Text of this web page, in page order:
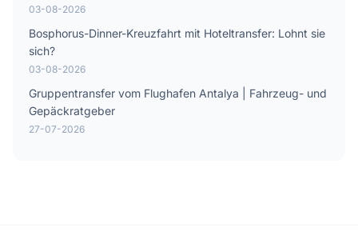
03-08-2026
Bosphorus-Dinner-Kreuzfahrt mit Hoteltransfer: Lohnt sie
sich?
03-08-2026
Gruppentransfer vom Flughafen Antalya | Fahrzeug- und
Gepäckratgeber
27-07-2026